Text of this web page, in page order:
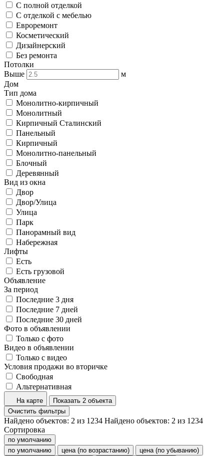
С полной отделкой
С отделкой с мебелью
Евроремонт
Косметический
Дизайнерский
Без ремонта
Потолки
Выше
м
Дом
Тип дома
Монолитно-кирпичный
Монолитный
Кирпичный Сталинский
Панельный
Кирпичный
Монолитно-панельный
Блочный
Деревянный
Вид из окна
Двор
Двор/Улица
Улица
Парк
Панорамный вид
Набережная
Лифты
Есть
Есть грузовой
Объявление
За период
Последние 3 дня
Последние 7 дней
Последние 30 дней
Фото в объявлении
Только с фото
Видео в объявлении
Только с видео
Условия продажи во вторичке
Свободная
Альтернативная
На карте
Показать 2 объекта
Очистить фильтры
Найдено объектов: 2 из 1234 Найдено объектов: 2 из 1234
Сортировка
по умолчанию
по умолчанию
цена (по возрастанию)
цена (по убыванию)